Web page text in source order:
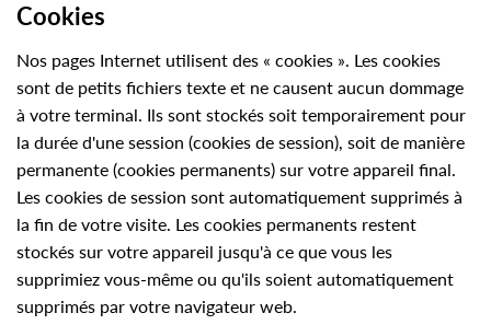
Cookies
Nos pages Internet utilisent des « cookies ». Les cookies
sont de petits fichiers texte et ne causent aucun dommage
à votre terminal. Ils sont stockés soit temporairement pour
la durée d'une session (cookies de session), soit de manière
permanente (cookies permanents) sur votre appareil final.
Les cookies de session sont automatiquement supprimés à
la fin de votre visite. Les cookies permanents restent
stockés sur votre appareil jusqu'à ce que vous les
supprimiez vous-même ou qu'ils soient automatiquement
supprimés par votre navigateur web.